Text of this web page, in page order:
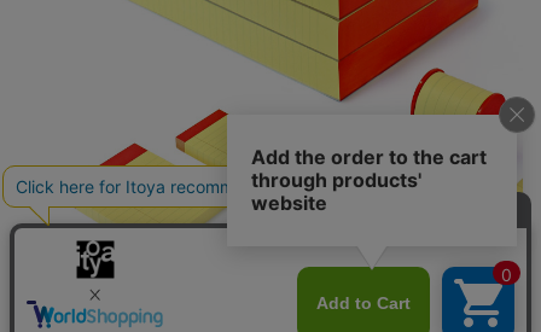
伊東屋 リーガルパッド